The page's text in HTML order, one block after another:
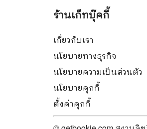
ร้านเก็ทบุ๊คกี้
เกี่ยวกับเรา
นโยบายทางธุรกิจ
นโยบายความเป็นส่วนตัว
นโยบายคุกกี้
ตั้งค่าคุกกี้